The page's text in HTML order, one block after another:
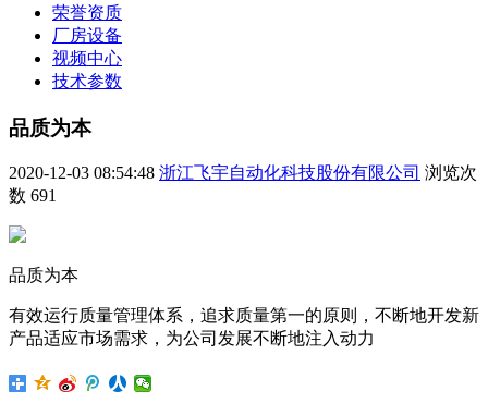
荣誉资质
厂房设备
视频中心
技术参数
品质为本
2020-12-03 08:54:48 浙江飞宇自动化科技股份有限公司 浏览次
数 691
品质为本
有效运行质量管理体系，追求质量第一的原则，不断地开发新
产品适应市场需求，为公司发展不断地注入动力